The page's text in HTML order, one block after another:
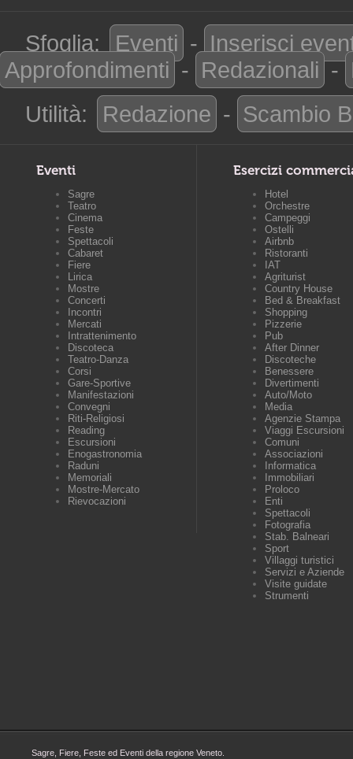
Sfoglia: Eventi - Inserisci
Approfondimenti - Redazionali -
Utilità:
Redazione - Scambio
Eventi
Sagre
Teatro
Cinema
Feste
Spettacoli
Cabaret
Fiere
Lirica
Mostre
Concerti
Incontri
Mercati
Intrattenimento
Discoteca
Teatro-Danza
Corsi
Gare-Sportive
Manifestazioni
Convegni
Riti-Religiosi
Reading
Escursioni
Enogastronomia
Raduni
Memoriali
Mostre-Mercato
Rievocazioni
Esercizi
Hotel
Orchestre
Campeggi
Ostelli
Airbnb
Ristoranti
IAT
Agriturist
Country House
Bed & Breakfast
Shopping
Pizzerie
Pub
After Dinner
Discoteche
Benessere
Divertimenti
Auto/Moto
Media
Agenzie Stampa
Viaggi Escursioni
Comuni
Associazioni
Informatica
Immobiliari
Proloco
Enti
Spettacoli
Fotografia
Stab. Balneari
Sport
Villaggi turistici
Servizi e Aziende
Visite guidate
Strumenti
Sagre, Fiere, Feste ed Eventi della regione Veneto.